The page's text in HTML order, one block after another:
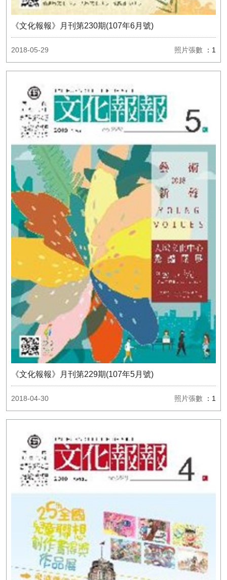
《文化報報》月刊第230期(107年6月號)
2018-05-29 照片張數 ：1
《文化報報》月刊第229期(107年5月號)
2018-04-30 照片張數 ：1